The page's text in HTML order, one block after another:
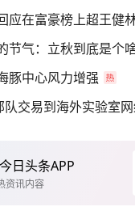
应在富豪榜上超王健
节气：立秋到底是个
豚中心风力增强
队交易到海外实验室
日头条APP
资讯内容